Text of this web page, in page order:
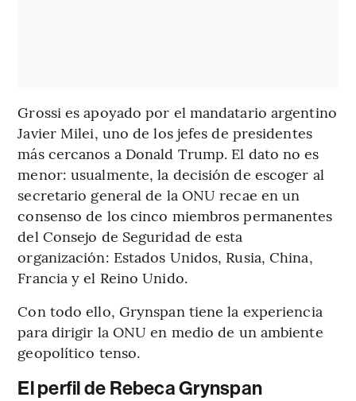
Grossi es apoyado por el mandatario argentino
Javier Milei, uno de los jefes de presidentes
más cercanos a Donald Trump. El dato no es
menor: usualmente, la decisión de escoger al
secretario general de la ONU recae en un
consenso de los cinco miembros permanentes
del Consejo de Seguridad de esta
organización: Estados Unidos, Rusia, China,
Francia y el Reino Unido.
Con todo ello, Grynspan tiene la experiencia
para dirigir la ONU en medio de un ambiente
geopolítico tenso.
El perfil de Rebeca Grynspan